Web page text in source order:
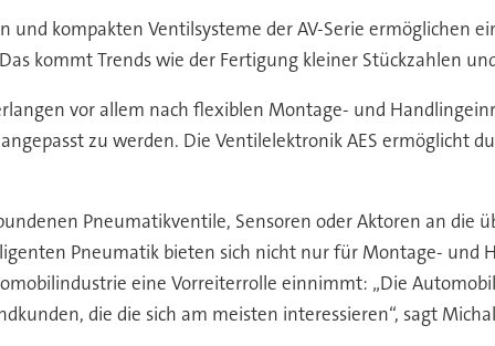
kompakten Ventilsysteme der AV-Serie ermöglichen
kommt Trends wie der Fertigung kleiner Stückzahlen
vor allem nach flexiblen Montage- und
zu werden. Die Ventilelektronik AES ermöglicht
Pneumatikventile, Sensoren oder Aktoren an die
Pneumatik bieten sich nicht nur für Montage- und
eine Vorreiterrolle einnimmt: „Die
die die sich am meisten interessieren“, sagt